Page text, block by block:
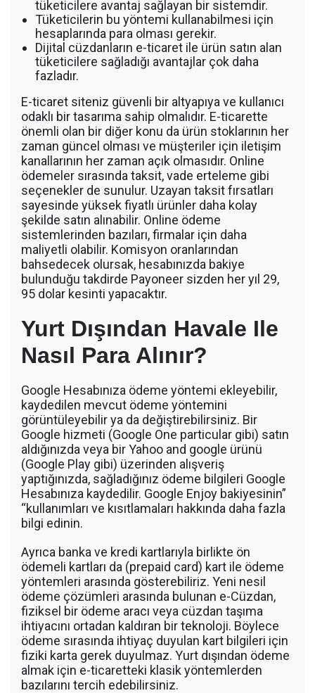
tüketicilere avantaj sağlayan bir sistemdir.
Tüketicilerin bu yöntemi kullanabilmesi için
hesaplarında para olması gerekir.
Dijital cüzdanların e-ticaret ile ürün satın alan
tüketicilere sağladığı avantajlar çok daha
fazladır.
E-ticaret siteniz güvenli bir altyapıya ve kullanıcı
odaklı bir tasarıma sahip olmalıdır. E-ticarette
önemli olan bir diğer konu da ürün stoklarının her
zaman güncel olması ve müşteriler için iletişim
kanallarının her zaman açık olmasıdır. Online
ödemeler sırasında taksit, vade erteleme gibi
seçenekler de sunulur. Uzayan taksit fırsatları
sayesinde yüksek fiyatlı ürünler daha kolay
şekilde satın alınabilir. Online ödeme
sistemlerinden bazıları, firmalar için daha
maliyetli olabilir. Komisyon oranlarından
bahsedecek olursak, hesabınızda bakiye
bulunduğu takdirde Payoneer sizden her yıl 29,
95 dolar kesinti yapacaktır.
Yurt Dışından Havale Ile
Nasıl Para Alınır?
Google Hesabınıza ödeme yöntemi ekleyebilir,
kaydedilen mevcut ödeme yöntemini
görüntüleyebilir ya da değiştirebilirsiniz. Bir
Google hizmeti (Google One particular gibi) satın
aldığınızda veya bir Yahoo and google ürünü
(Google Play gibi) üzerinden alışveriş
yaptığınızda, sağladığınız ödeme bilgileri Google
Hesabınıza kaydedilir. Google Enjoy bakiyesinin”
“kullanımları ve kısıtlamaları hakkında daha fazla
bilgi edinin.
Ayrıca banka ve kredi kartlarıyla birlikte ön
ödemeli kartları da (prepaid card) kart ile ödeme
yöntemleri arasında gösterebiliriz. Yeni nesil
ödeme çözümleri arasında bulunan e-Cüzdan,
fiziksel bir ödeme aracı veya cüzdan taşıma
ihtiyacını ortadan kaldıran bir teknoloji. Böylece
ödeme sırasında ihtiyaç duyulan kart bilgileri için
fiziki karta gerek duyulmaz. Yurt dışından ödeme
almak için e-ticaretteki klasik yöntemlerden
bazılarını tercih edebilirsiniz.